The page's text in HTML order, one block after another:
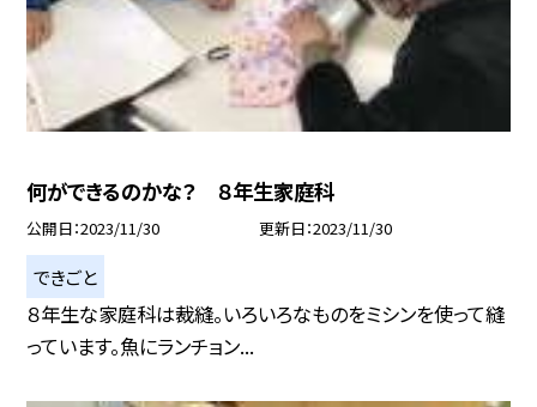
何ができるのかな？ ８年生家庭科
公開日 2023/11/30 更新日 2023/11/30
できごと
８年生な家庭科は裁縫。いろいろなものをミシンを使って縫
っています。魚にランチョン...